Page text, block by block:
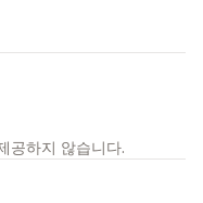
공하지 않습니다.